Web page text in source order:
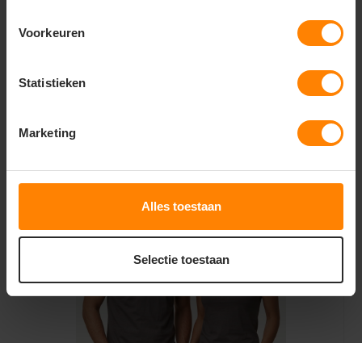
Voorkeuren
Statistieken
Marketing
Alles toestaan
Selectie toestaan
Excl. btw